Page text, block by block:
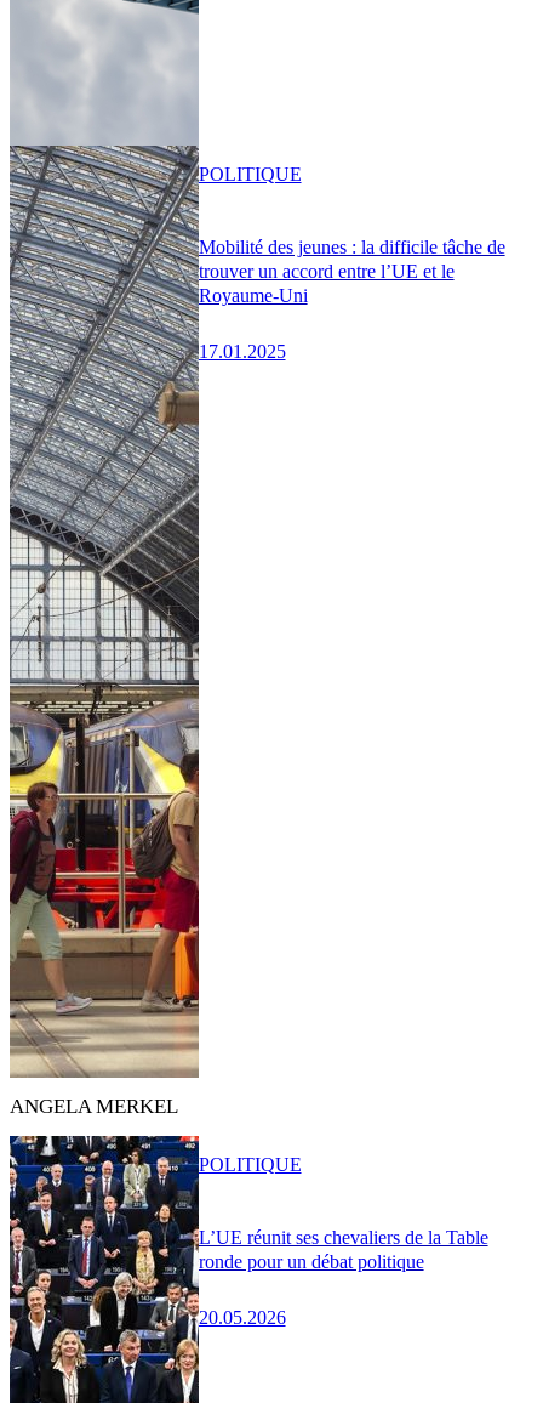
Mobilité des jeunes : la difficile tâche de
trouver un accord entre l’UE et le
Royaume-Uni
17.01.2025
POLITIQUE
ANGELA MERKEL
L’UE réunit ses chevaliers de la Table
ronde pour un débat politique
20.05.2026
POLITIQUE